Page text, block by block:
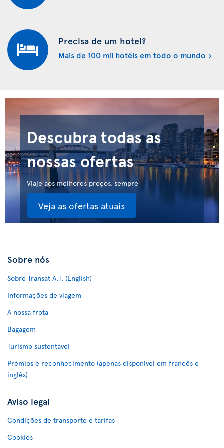
Precisa de um hotel?
Mais de 100 mil hotéis em todo o mundo
Descubra todas as
nossas ofertas
Viaje aos melhores preços, sempre
Veja as ofertas atuais
Sobre nós
Sobre Transat A.T. (English)
Informações de viagem
A nossa frota
Bagagem
Turismo sustentável
Prémios e reconhecimento (apenas disponível em francês e
inglês)
Aviso legal
Condições de transporte e tarifas
Cookies